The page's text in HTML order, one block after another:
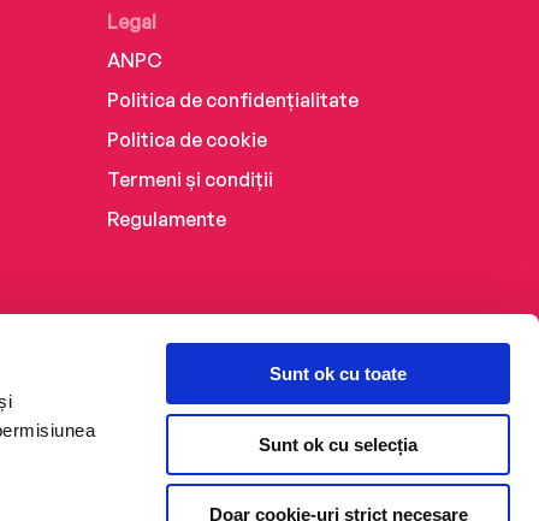
Sunt ok cu toate
Sunt ok cu selecția
Doar cookie-uri strict necesare
Legal
ANPC
Politica de confidențialitate
Politica de cookie
Termeni și condiții
Regulamente